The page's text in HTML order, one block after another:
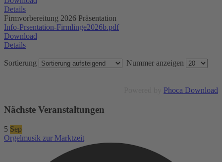
Details
Firmvorbereitung 2026 Präsentation
Info-Prsentation-Firmlinge2026b.pdf
Download
Details
Sortierung Nummer anzeigen
Phoca Download
Nächste Veranstaltungen
5 Sep
Orgelmusik zur Marktzeit